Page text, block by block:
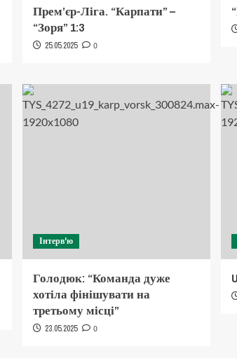
Прем’єр-Ліга. “Карпати” –
“Зоря” 1:3
25.05.2025 0
Інтерв'ю
Голодюк: “Команда дуже
хотіла фінішувати на
третьому місці”
23.05.2025 0